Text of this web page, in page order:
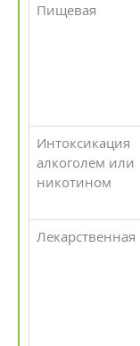
Пищевая
Интоксикация
алкоголем или
никотином
Лекарственная